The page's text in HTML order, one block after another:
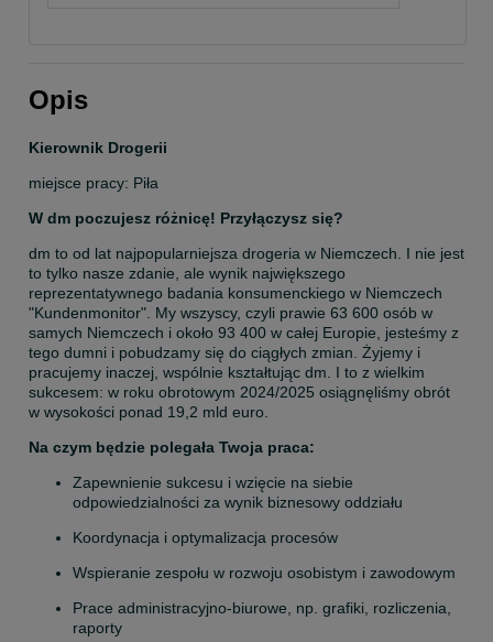
Opis
Kierownik Drogerii
miejsce pracy: Piła
W dm poczujesz różnicę! Przyłączysz się?
dm to od lat najpopularniejsza drogeria w Niemczech. I nie jest
to tylko nasze zdanie, ale wynik największego
reprezentatywnego badania konsumenckiego w Niemczech
"Kundenmonitor". My wszyscy, czyli prawie 63 600 osób w
samych Niemczech i około 93 400 w całej Europie, jesteśmy z
tego dumni i pobudzamy się do ciągłych zmian. Żyjemy i
pracujemy inaczej, wspólnie kształtując dm. I to z wielkim
sukcesem: w roku obrotowym 2024/2025 osiągnęliśmy obrót
w wysokości ponad 19,2 mld euro.
Na czym będzie polegała Twoja praca:
Zapewnienie sukcesu i wzięcie na siebie
odpowiedzialności za wynik biznesowy oddziału
Koordynacja i optymalizacja procesów
Wspieranie zespołu w rozwoju osobistym i zawodowym
Prace administracyjno-biurowe, np. grafiki, rozliczenia,
raporty